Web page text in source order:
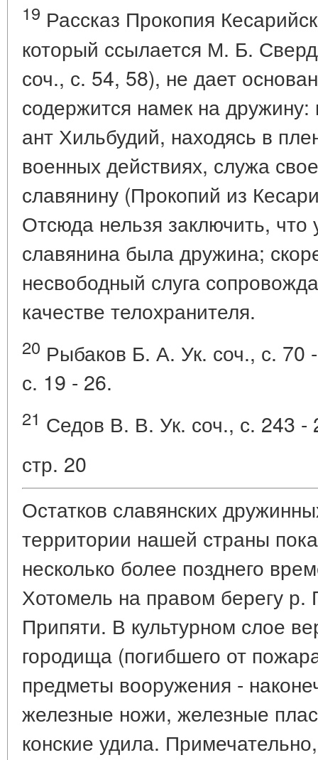
19 Рассказ Прокопия
который ссылается М. Б.
соч., с. 54, 58), не дает
содержится намек на дружину:
ант Хильбудий, находясь в
военных действиях, служа
славянину (Прокопий из
Отсюда нельзя заключить, что
славянина была дружина;
несвободный слуга
качестве телохранителя.
20 Рыбаков Б. А. Ук. соч., с.
с. 19 - 26.
21 Седов В. В. Ук. соч., с. 243 -
стр. 20
Остатков славянских
территории нашей страны
несколько более позднего
Хотомель на правом берегу р.
Припяти. В культурном слое
городища (погибшего от
предметы вооружения -
железные ножи, железные
конские удила.